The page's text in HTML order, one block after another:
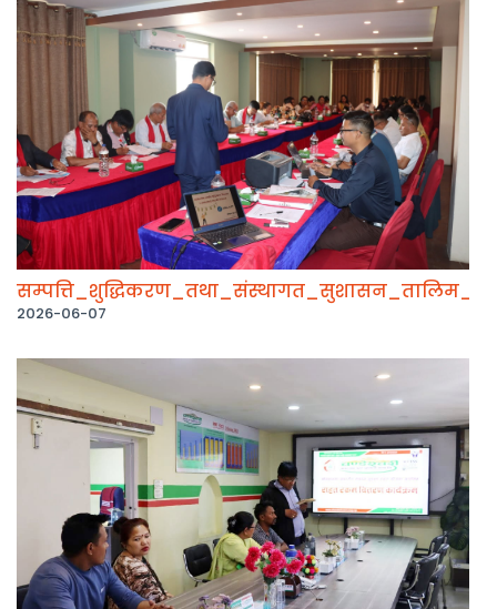
2026-06-07